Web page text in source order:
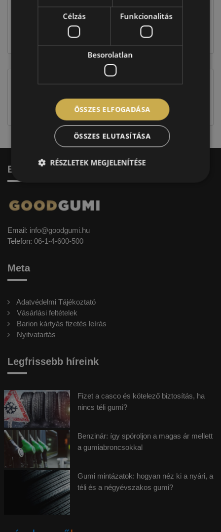
EU-s abroncscímke
Figyelem a feltüntetett címke adatok tájékoztató
jellegűek. Előfordulhat, hogy még a korábbi EU-s
címkével ellátott abroncs kerül kiszállításra.
Elérhetőség
Email: info@goodgumi.hu
Telefon: 06-1-4-600-500
Meta
Adatvédelmi Tájékoztató
Vásárlási feltételek
Barion kártyás fizetés leírás
Nyitvatartás
Legfrissebb híreink
Fizet a casco és kötelező biztosítás, ha
nincs téli gumi?
Benzinár: így spóroljon a magas ár mellett
a gumiabroncsokkal
Gumi mintázatok: hogyan néz ki a nyári, a
téli és a négyévszakos gumi?
Célzás Funkcionalitás
Besorolatlan
ÖSSZES ELFOGADÁSA
ÖSSZES ELUTASÍTÁSA
RÉSZLETEK MEGJELENÍTÉSE